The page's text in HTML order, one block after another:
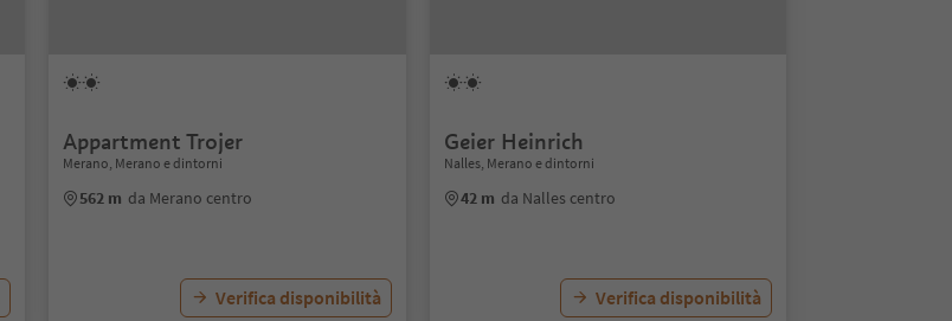
Appartment Trojer
Merano, Merano e dintorni
562 m da Merano centro
Verifica disponibilità
Geier Heinrich
Nalles, Merano e dintorni
42 m da Nalles centro
Verifica disponibilità